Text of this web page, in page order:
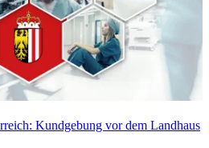
Kundgebung vor dem Landhaus